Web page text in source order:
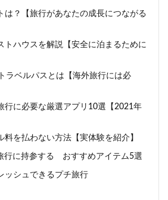
は？【旅行があなたの成長につながる
トハウスを解説【安全に泊まるために
ラベルパスとは【海外旅行には必
行に必要な厳選アプリ10選【2021年
料を払わない方法【実体験を紹介】
行に持参する おすすめアイテム5選
ッシュできるプチ旅行